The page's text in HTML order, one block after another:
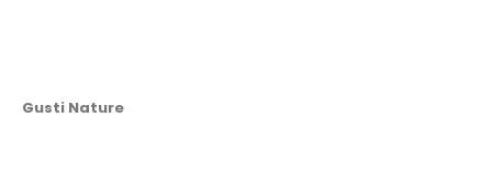
Gusti Nature